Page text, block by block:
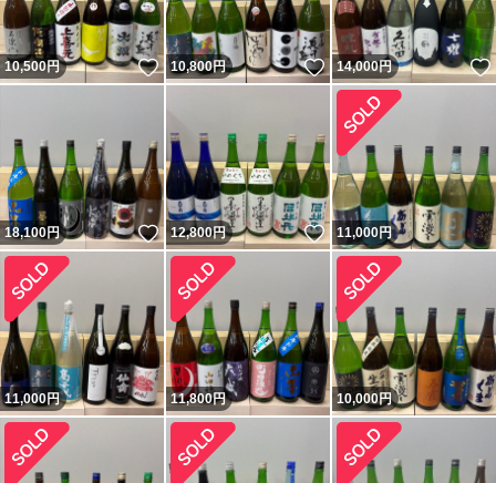
10,500円 いいね！
10,800円 いいね！
14,000円
18,100円 いいね！
12,800円 いいね！
11,000円
11,000円 11,800円 10,000円